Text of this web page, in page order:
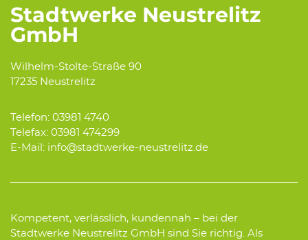
Stadtwerke Neustrelitz
GmbH
Wilhelm-Stolte-Straße 90
17235 Neustrelitz
Telefon: 03981 4740
Telefax: 03981 474299
E-Mail: info@stadtwerke-neustrelitz.de
Kompetent, verlässlich, kundennah – bei der
Stadtwerke Neustrelitz GmbH sind Sie richtig. Als